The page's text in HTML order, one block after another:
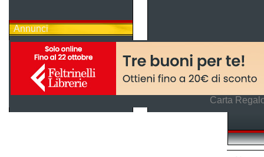
Annunci
Carta